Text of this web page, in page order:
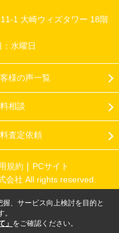
1 大崎ウィズタワー 18階
：水曜日
様の声一覧
相談
査定依頼
規約
PCサイト
会社 All rights reserved.
、サービス向上検討を目的と
」 をご確認ください。